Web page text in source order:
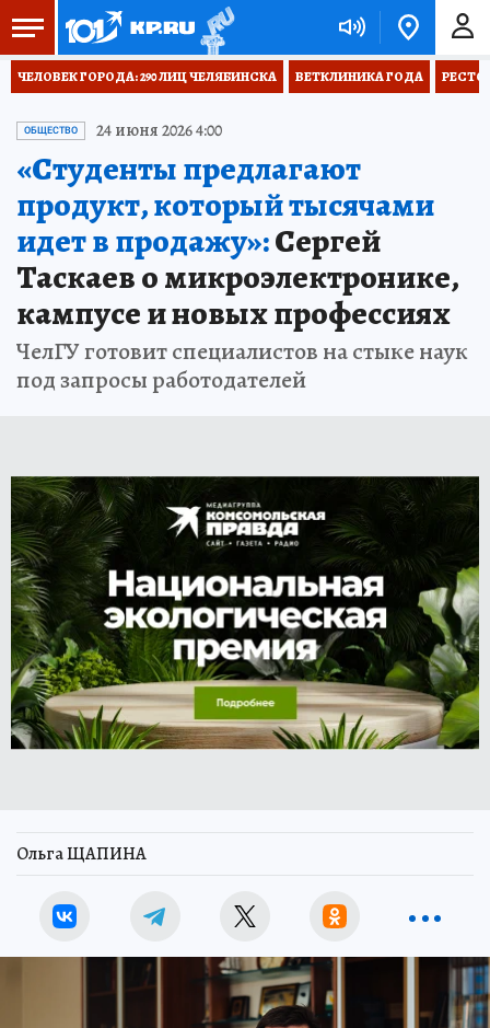
ЧЕЛОВЕК ГОРОДА: 290 ЛИЦ ЧЕЛЯБИНСКА ВЕТКЛИНИКА ГОДА
ОБЩЕСТВО 24 июня 2026 4:00
«Студенты предлагают
продукт, который тысячами
идет в продажу»:Сергей
Таскаев о микроэлектронике,
кампусе и новых профессиях
ЧелГУ готовит специалистов на стыке наук
под запросы работодателей
Ольга ЩАПИНА